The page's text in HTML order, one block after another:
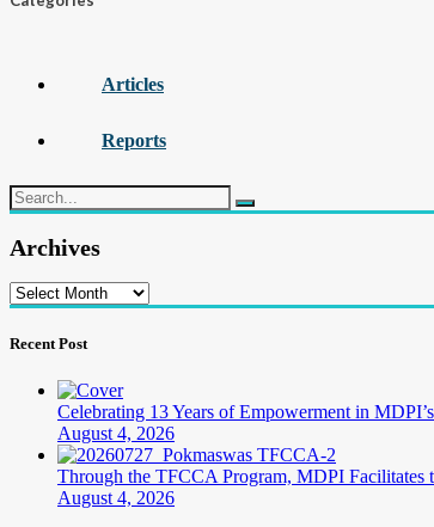
Articles
Reports
Archives
Archives
Recent Post
Celebrating 13 Years of Empowerment in
August 4, 2026
Through the TFCCA Program, MDPI Facilitates
August 4, 2026